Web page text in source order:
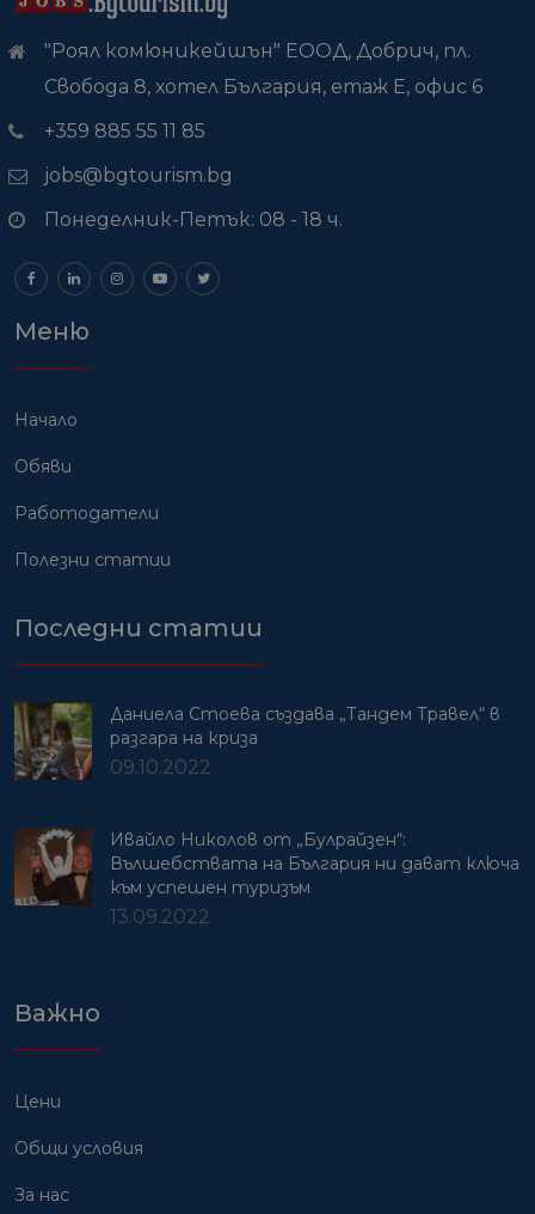
"Роял комюникейшън" ЕООД, Добрич, пл.
Свобода 8, хотел България, етаж Е, офис 6
+359 885 55 11 85
jobs@bgtourism.bg
Понеделник-Петък: 08 - 18 ч.
Меню
Начало
Обяви
Работодатели
Полезни статии
Последни статии
Даниела Стоева създава „Тандем Травел“ в
разгара на криза
09.10.2022
Ивайло Николов от „Булрайзен“:
Вълшебствата на България ни дават ключа
към успешен туризъм
13.09.2022
Важно
Цени
Общи условия
За нас